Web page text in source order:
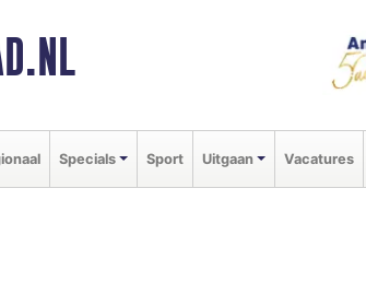
Specials Sport Uitgaan Vacatures